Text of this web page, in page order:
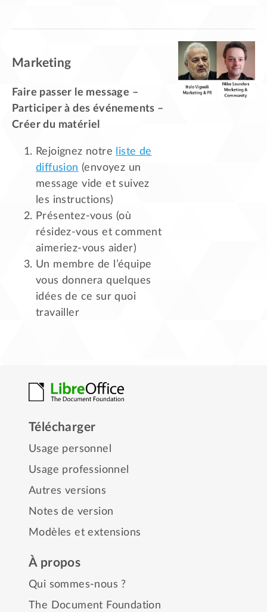
Marketing
Faire passer le message –
Participer à des événements –
Créer du matériel
Rejoignez notre
liste de
diffusion (envoyez un
message vide et suivez
les instructions)
Présentez-vous (où
résidez-vous et comment
aimeriez-vous aider)
Un membre de l’équipe
vous donnera quelques
idées de ce sur quoi
travailler
Télécharger
Usage personnel
Usage professionnel
Autres versions
Notes de version
Modèles et extensions
À propos
Qui sommes-nous ?
The Document Foundation